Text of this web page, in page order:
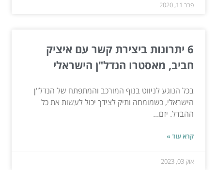
פבר 11, 2020
6 יתרונות ביצירת קשר עם איציק
חביב, מאסטרו הנדל"ן הישראלי
בכל הנוגע לניווט בנוף המורכב והמתפתח של הנדל"ן
הישראלי, כשמומחה ותיק לצידך יכול לעשות את כל
ההבדל. יזם...
קרא עוד »
אוק 03, 2023